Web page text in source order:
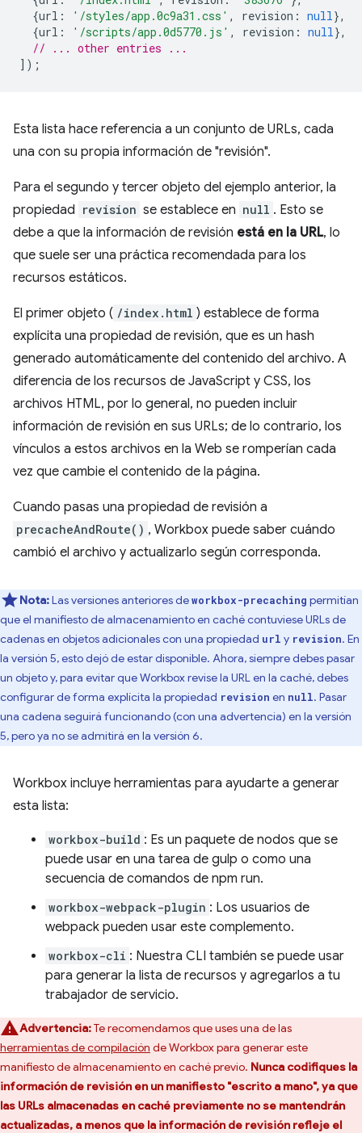
{url : '/styles/app.0c9a31.css' , revision : null},
{url : '/scripts/app.0d5770.js' , revision : null},
// ... other entries ...
]);
Esta lista hace referencia a un conjunto de URLs, cada
una con su propia información de "revisión".
Para el segundo y tercer objeto del ejemplo anterior, la
propiedad revision se establece en null . Esto se
debe a que la información de revisión está en la URL, lo
que suele ser una práctica recomendada para los
recursos estáticos.
El primer objeto ( /index.html ) establece de forma
explícita una propiedad de revisión, que es un hash
generado automáticamente del contenido del archivo. A
diferencia de los recursos de JavaScript y CSS, los
archivos HTML, por lo general, no pueden incluir
información de revisión en sus URLs; de lo contrario, los
vínculos a estos archivos en la Web se romperían cada
vez que cambie el contenido de la página.
Cuando pasas una propiedad de revisión a
precacheAndRoute() , Workbox puede saber cuándo
cambió el archivo y actualizarlo según corresponda.
Nota:Las versiones anteriores deworkbox-precaching permitían
que el manifiesto de almacenamiento en caché contuviese URLs de
cadenas en objetos adicionales con una propiedad url y revision. En
la versión 5, esto dejó de estar disponible. Ahora, siempre debes pasar
un objeto y, para evitar que Workbox revise la URL en la caché, debes
configurar de forma explícita la propiedad revision en null. Pasar
una cadena seguirá funcionando (con una advertencia) en la versión
5, pero ya no se admitirá en la versión 6.
Workbox incluye herramientas para ayudarte a generar
esta lista:
workbox-build : Es un paquete de nodos que se
puede usar en una tarea de gulp o como una
secuencia de comandos de npm run.
workbox-webpack-plugin : Los usuarios de
webpack pueden usar este complemento.
workbox-cli : Nuestra CLI también se puede usar
para generar la lista de recursos y agregarlos a tu
trabajador de servicio.
Advertencia:Te recomendamos que uses una de las
herramientas de compilación de Workbox para generar este
manifiesto de almacenamiento en caché previo. Nunca codifiques la
información de revisión en un manifiesto "escrito a mano", ya que
las URLs almacenadas en caché previamente no se mantendrán
actualizadas, a menos que la información de revisión refleje el